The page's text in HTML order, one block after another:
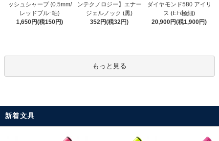
ッシュシャープ (0.5mm/
レッドブルｰ軸)
1,650円(税150円)
ンテクノロジー】エナー
ジェルノック (黒)
352円(税32円)
ダイヤモンド580 アイリ
ス (EF/極細)
20,900円(税1,900円)
もっと見る
新着文具